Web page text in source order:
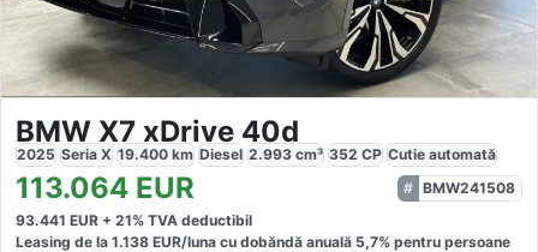
BMW X7 xDrive 40d
2025 Seria X 19.400 km Diesel 2.993 cm³ 352 CP Cutie automată
113.064 EUR
BMW241508
93.441 EUR + 21% TVA deductibil
Leasing de la 1.138 EUR/luna cu dobăndă anuală 5,7% pentru persoane